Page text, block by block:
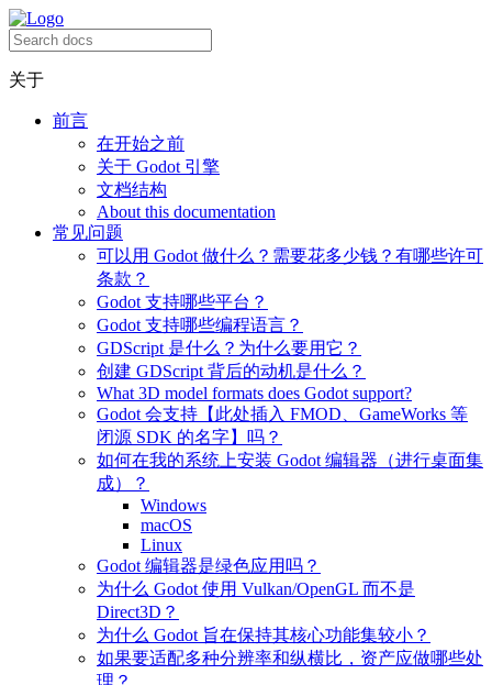
关于
前言
在开始之前
关于 Godot 引擎
文档结构
About this documentation
常见问题
可以用 Godot 做什么？需要花多少钱？有哪些许可
条款？
Godot 支持哪些平台？
Godot 支持哪些编程语言？
GDScript 是什么？为什么要用它？
创建 GDScript 背后的动机是什么？
What 3D model formats does Godot support?
Godot 会支持【此处插入 FMOD、GameWorks 等
闭源 SDK 的名字】吗？
如何在我的系统上安装 Godot 编辑器（进行桌面集
成）？
Windows
macOS
Linux
Godot 编辑器是绿色应用吗？
为什么 Godot 使用 Vulkan/OpenGL 而不是
Direct3D？
为什么 Godot 旨在保持其核心功能集较小？
如果要适配多种分辨率和纵横比，资产应做哪些处
理？